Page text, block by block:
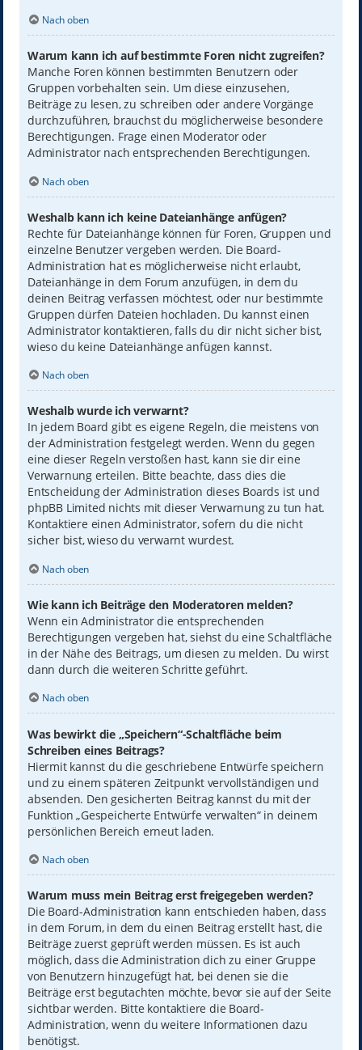
Nach oben
Warum kann ich auf bestimmte Foren nicht zugreifen?
Manche Foren können bestimmten Benutzern oder
Gruppen vorbehalten sein. Um diese einzusehen,
Beiträge zu lesen, zu schreiben oder andere Vorgänge
durchzuführen, brauchst du möglicherweise besondere
Berechtigungen. Frage einen Moderator oder
Administrator nach entsprechenden Berechtigungen.
Nach oben
Weshalb kann ich keine Dateianhänge anfügen?
Rechte für Dateianhänge können für Foren, Gruppen und
einzelne Benutzer vergeben werden. Die Board-
Administration hat es möglicherweise nicht erlaubt,
Dateianhänge in dem Forum anzufügen, in dem du
deinen Beitrag verfassen möchtest, oder nur bestimmte
Gruppen dürfen Dateien hochladen. Du kannst einen
Administrator kontaktieren, falls du dir nicht sicher bist,
wieso du keine Dateianhänge anfügen kannst.
Nach oben
Weshalb wurde ich verwarnt?
In jedem Board gibt es eigene Regeln, die meistens von
der Administration festgelegt werden. Wenn du gegen
eine dieser Regeln verstoßen hast, kann sie dir eine
Verwarnung erteilen. Bitte beachte, dass dies die
Entscheidung der Administration dieses Boards ist und
phpBB Limited nichts mit dieser Verwarnung zu tun hat.
Kontaktiere einen Administrator, sofern du die nicht
sicher bist, wieso du verwarnt wurdest.
Nach oben
Wie kann ich Beiträge den Moderatoren melden?
Wenn ein Administrator die entsprechenden
Berechtigungen vergeben hat, siehst du eine Schaltfläche
in der Nähe des Beitrags, um diesen zu melden. Du wirst
dann durch die weiteren Schritte geführt.
Nach oben
Was bewirkt die „Speichern“-Schaltfläche beim
Schreiben eines Beitrags?
Hiermit kannst du die geschriebene Entwürfe speichern
und zu einem späteren Zeitpunkt vervollständigen und
absenden. Den gesicherten Beitrag kannst du mit der
Funktion „Gespeicherte Entwürfe verwalten“ in deinem
persönlichen Bereich erneut laden.
Nach oben
Warum muss mein Beitrag erst freigegeben werden?
Die Board-Administration kann entschieden haben, dass
in dem Forum, in dem du einen Beitrag erstellt hast, die
Beiträge zuerst geprüft werden müssen. Es ist auch
möglich, dass die Administration dich zu einer Gruppe
von Benutzern hinzugefügt hat, bei denen sie die
Beiträge erst begutachten möchte, bevor sie auf der Seite
sichtbar werden. Bitte kontaktiere die Board-
Administration, wenn du weitere Informationen dazu
benötigst.